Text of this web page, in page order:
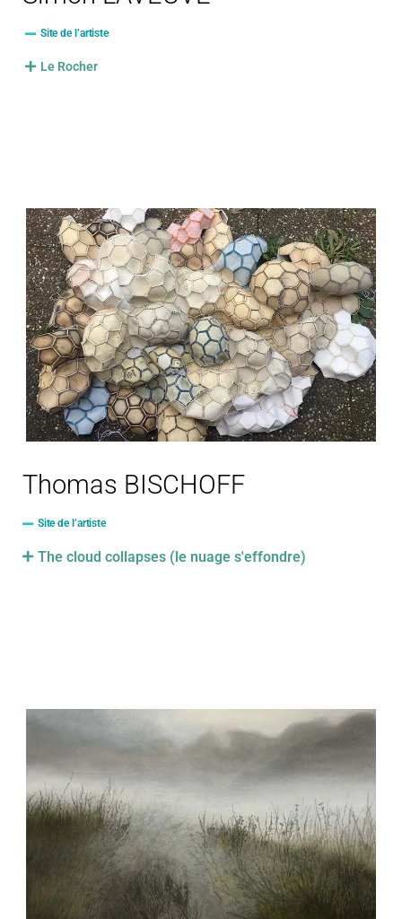
Site de l’artiste
Le Rocher
Thomas BISCHOFF
Site de l’artiste
The cloud collapses (le nuage s'effondre)